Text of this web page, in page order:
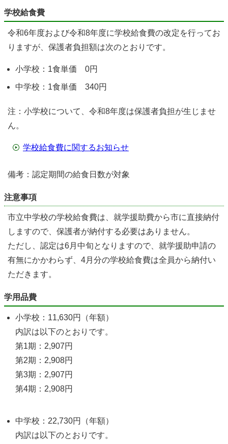
学校給食費
令和6年度および令和8年度に学校給食費の改定を行ってお
りますが、保護者負担額は次のとおりです。
小学校：1食単価 0円
中学校：1食単価 340円
注：小学校について、令和8年度は保護者負担が生じませ
ん。
学校給食費に関するお知らせ
備考：認定期間の給食日数が対象
注意事項
市立中学校の学校給食費は、就学援助費から市に直接納付
しますので、保護者が納付する必要はありません。
ただし、認定は6月中旬となりますので、就学援助申請の
有無にかかわらず、4月分の学校給食費は全員から納付い
ただきます。
学用品費
小学校：11,630円（年額）
内訳は以下のとおりです。
第1期：2,907円
第2期：2,908円
第3期：2,907円
第4期：2,908円
中学校：22,730円（年額）
内訳は以下のとおりです。